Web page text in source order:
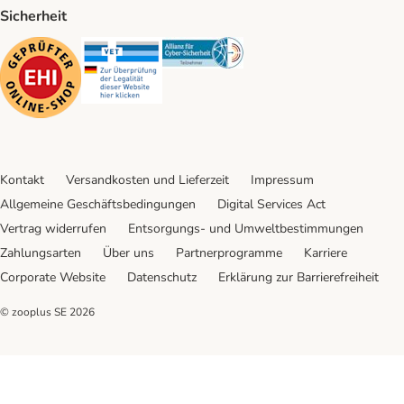
Sicherheit
Security Security Security
Kontakt Versandkosten und Lieferzeit
Impressum
Allgemeine Geschäftsbedingungen
Digital Services Act
Vertrag widerrufen
Entsorgungs- und Umweltbestimmungen
Zahlungsarten
Über uns Partnerprogramme
Karriere
Corporate Website
Datenschutz Erklärung zur Barrierefreiheit
© zooplus SE 2026